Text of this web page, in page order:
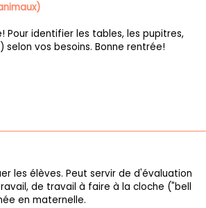
Pour identifier les tables, les pupitres,
vos besoins. Bonne rentrée!
les élèves. Peut servir de d'évaluation
de travail à faire à la cloche ("bell
en maternelle.